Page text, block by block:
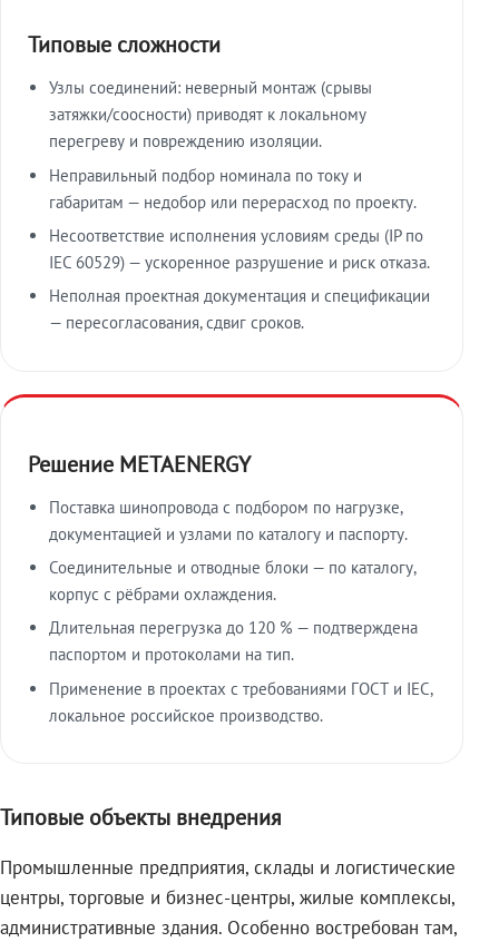
Типовые сложности
Узлы соединений: неверный монтаж (срывы
затяжки/соосности) приводят к локальному
перегреву и повреждению изоляции.
Неправильный подбор номинала по току и
габаритам — недобор или перерасход по проекту.
Несоответствие исполнения условиям среды (IP по
IEC 60529) — ускоренное разрушение и риск отказа.
Неполная проектная документация и спецификации
— пересогласования, сдвиг сроков.
Решение METAENERGY
Поставка шинопровода с подбором по нагрузке,
документацией и узлами по каталогу и паспорту.
Соединительные и отводные блоки — по каталогу,
корпус с рёбрами охлаждения.
Длительная перегрузка до 120 % — подтверждена
паспортом и протоколами на тип.
Применение в проектах с требованиями ГОСТ и IEC,
локальное российское производство.
Типовые объекты внедрения
Промышленные предприятия, склады и логистические
центры, торговые и бизнес-центры, жилые комплексы,
административные здания. Особенно востребован там,